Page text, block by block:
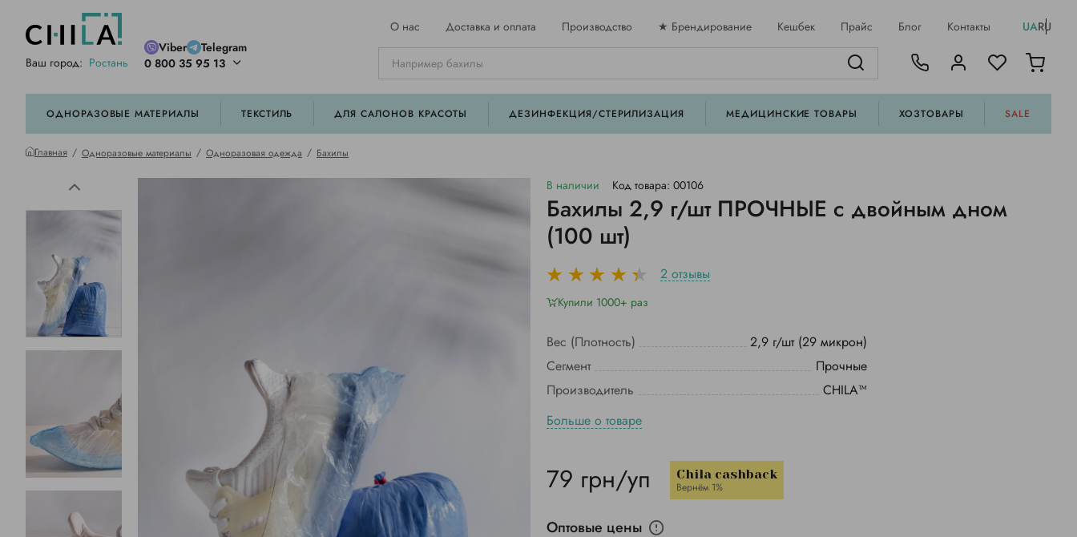
Ваш город: Ростань
Viber
Telegram
0 800 35 95 13
О нас Доставка и оплата Производство ★ Брендирование Кешбек Прайс Блог Контакты UARU
ОДНОРАЗОВЫЕ МАТЕРИАЛЫ ТЕКСТИЛЬ ДЛЯ САЛОНОВ КРАСОТЫ ДЕЗИНФЕКЦИЯ/СТЕРИЛИЗАЦИЯ МЕДИЦИНСКИЕ ТОВАРЫ ХОЗТОВАРЫ SALE
Главная Одноразовые материалы Одноразовая одежда Бахилы
В наличии Код товара: 00106
Бахилы 2,9 г/шт ПРОЧНЫЕ с двойным дном
(100 шт)
2 отзывы
Купили 1000+ раз
Вес (Плотность)
2,9 г/шт (29 микрон)
Сегмент
Прочные
Производитель
CHILA™
Больше о товаре
79 грн/уп Chila cashback
Вернём 1%
Оптовые цены